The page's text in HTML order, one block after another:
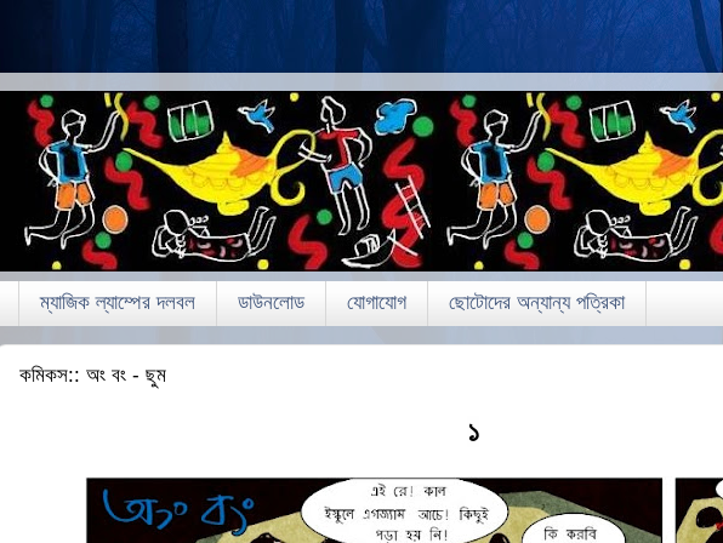
ম্যাজিক ল্যাম্পের দলবল ডাউনলোড যোগাযোগ ছোটোদের অন্যান্য পত্রিকা
কমিকস:: অং বং - ছুম
১